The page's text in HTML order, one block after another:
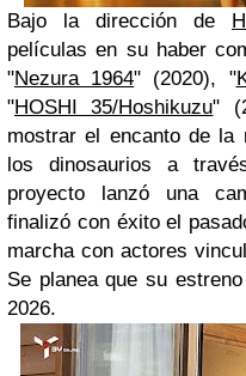
Bajo la dirección de
películas en su haber
"Nezura 1964" (2020), "
"HOSHI 35/Hoshikuzu"
mostrar el encanto de la
los dinosaurios a
proyecto lanzó una
finalizó con éxito el
marcha con actores
Se planea que su
2026.